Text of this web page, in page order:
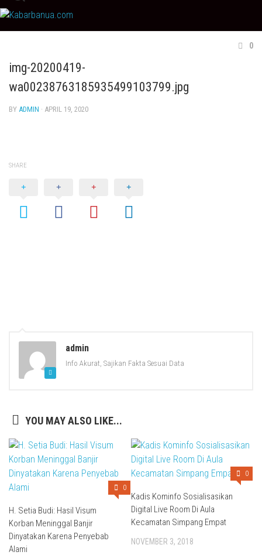
Skip
to
content
0
img-20200419-
wa00238763185935499103799.jpg
BY ADMIN · APRIL 19, 2020
SHARE
admin
Info Akurat, Sajikan Fakta Sesuai Data
YOU MAY ALSO LIKE...
0
H. Setia Budi: Hasil Visum
Korban Meninggal Banjir
Dinyatakan Karena Penyebab
Alami
0
Kadis Kominfo Sosialisasikan
Digital Live Room Di Aula
Kecamatan Simpang Empat
NOVEMBER 3, 2018